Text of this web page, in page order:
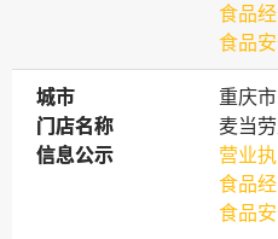
食品
食品
城市
城市
重庆市
门店名称
门店名称
麦当
信息公示
信息公示
营业
食品
食品